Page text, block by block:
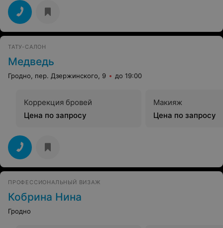
ТАТУ-САЛОН
Медведь
Гродно, пер. Дзержинского, 9 до 19:00
Коррекция бровей
Цена по запросу
Макияж
Цена по запросу
ПРОФЕССИОНАЛЬНЫЙ ВИЗАЖ
Кобрина Нина
Гродно